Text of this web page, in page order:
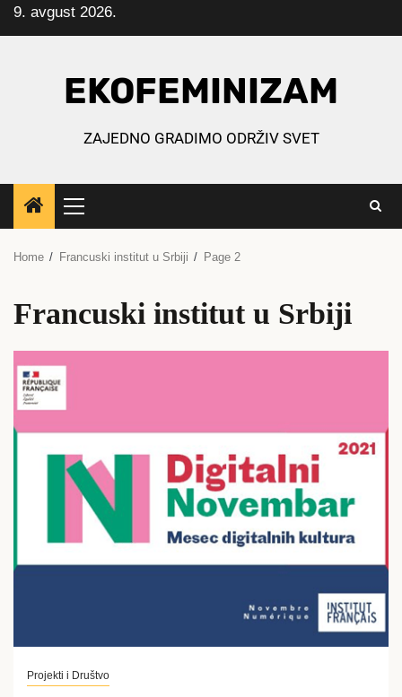
Skip
to
9. avgust 2026.
EKOFEMINIZAM
ZAJEDNO GRADIMO ODRŽIV SVET
Primary
Menu
Home Francuski institut u Srbiji Page 2
Francuski institut u Srbiji
Projekti i Društvo